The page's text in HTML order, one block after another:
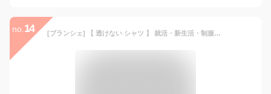
no. 14 [ブランシェ] 【 透けない シャツ 】 就活・新生活・制服・ユニフォームにぴったり スッキリシルエットで綺麗 カッコよくキマる ブラウス レギュラー スキッパー 長袖 OL オフィス LDS レディース Newレギュラー ホワイト 7号